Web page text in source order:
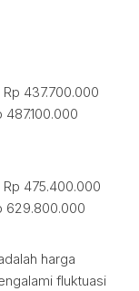
437.700.000
487.100.000
475.400.000
629.800.000
harga
fluktuasi